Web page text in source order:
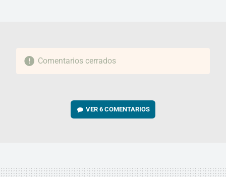
Comentarios cerrados
VER6 COMENTARIOS